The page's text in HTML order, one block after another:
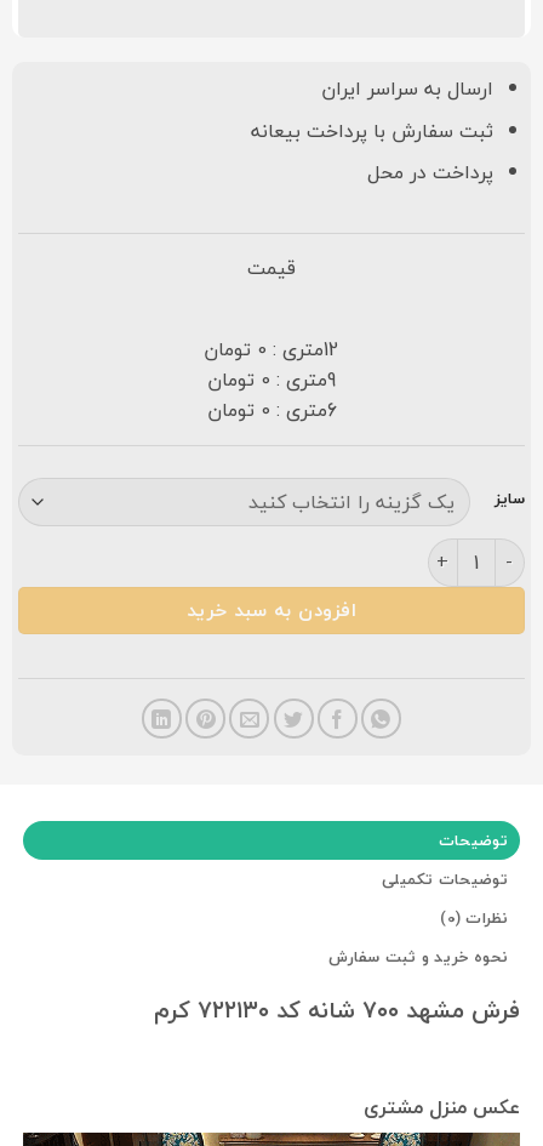
ارسال به سراسر ایران
ثبت سفارش با پرداخت بیعانه
پرداخت در محل
قیمت
12متری : 0 تومان
9متری : 0 تومان
6متری : 0 تومان
سایز
فرش مشهد ۷۰۰ شانه کد ۷۲۲۱۳۰ افشان کرم عدد
افزودن به سبد خرید
توضیحات
توضیحات تکمیلی
نظرات (0)
نحوه خرید و ثبت سفارش
فرش مشهد ۷۰۰ شانه کد ۷۲۲۱۳۰ کرم
عکس منزل مشتری